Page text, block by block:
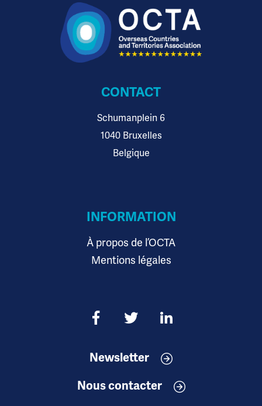
CONTACT
Schumanplein 6
1040 Bruxelles
Belgique
INFORMATION
À propos de l’OCTA
Mentions légales
Newsletter
Nous contacter